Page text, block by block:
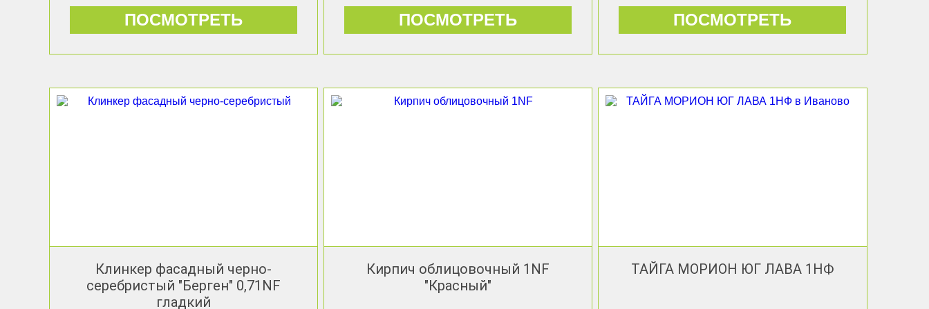
ПОСМОТРЕТЬ ПОСМОТРЕТЬ ПОСМОТРЕТЬ
Клинкер фасадный черно-
серебристый "Берген" 0,71NF
гладкий
Кирпич облицовочный 1NF
"Красный"
ТАЙГА МОРИОН ЮГ ЛАВА 1НФ